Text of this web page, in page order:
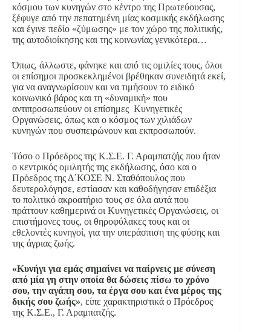
κόσμου των κυνηγών στο κέντρο της Πρωτεύουσας,
ξέφυγε από την πεπατημένη μίας κοσμικής εκδήλωσης
και έγινε πεδίο «ζύμωσης» με τον χώρο της πολιτικής,
της αυτοδιοίκησης και της κοινωνίας γενικότερα…
Όπως, άλλωστε, φάνηκε και από τις ομιλίες τους, όλοι
οι επίσημοι προσκεκλημένοι βρέθηκαν συνειδητά εκεί,
για να αναγνωρίσουν και να τιμήσουν το ειδικό
κοινωνικό βάρος και τη «δυναμική» που
αντιπροσωπεύουν οι επίσημες Κυνηγετικές
Οργανώσεις, όπως και ο κόσμος των χιλιάδων
κυνηγών που συσπειρώνουν και εκπροσωπούν.
Τόσο ο Πρόεδρος της Κ.Σ.Ε. Γ. Αραμπατζής που ήταν
ο κεντρικός ομιλητής της εκδήλωσης, όσο και ο
Πρόεδρος της Δ΄ΚΟΣΕ Ν. Σταθόπουλος που
δευτερολόγησε, εστίασαν και καθοδήγησαν επιδέξια
το πολιτικό ακροατήριο τους σε όλα αυτά που
πράττουν καθημερινά οι Κυνηγετικές Οργανώσεις, οι
επιστήμονες τους, οι θηροφύλακες τους και οι
εθελοντές κυνηγοί, για την υπεράσπιση της φύσης και
της άγριας ζωής.
«Κυνήγι για εμάς σημαίνει να παίρνεις με σύνεση
από μία γη στην οποία θα δώσεις πίσω το χρόνο
σου, την αγάπη σου, τα έργα σου και ένα μέρος της
δικής σου ζωής», είπε χαρακτηριστικά ο Πρόεδρος
της Κ.Σ.Ε., Γ. Αραμπατζής.